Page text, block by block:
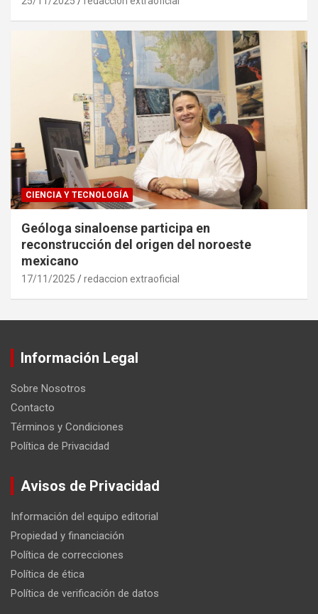
CIENCIA Y TECNOLOGÍA
Geóloga sinaloense participa en
reconstrucción del origen del noroeste
mexicano
17/11/2025 redaccion extraoficial
Información Legal
Sobre Nosotros
Contacto
Términos y Condiciones
Política de Privacidad
Avisos de Privacidad
Información del equipo editorial
Propiedad y financiación
Política de correcciones
Política de ética
Política de verificación de datos